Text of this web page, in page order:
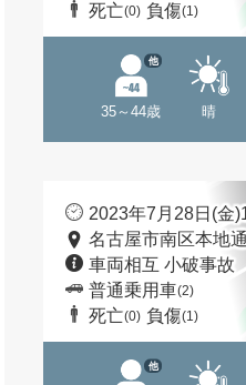
死亡(0) 負傷(1)
35～44歳
他
晴
2023年7月28日(金
名古屋市南区本地
車両相互 小破事故
普通乗用車(2)
死亡(0) 負傷(1)
他